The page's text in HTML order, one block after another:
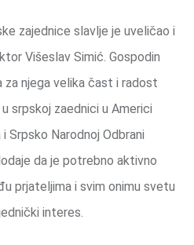
zajednice slavlje je uveličao i
Višeslav Simić. Gospodin
za njega velika čast i radost
srpskoj zaednici u Americi
Srpsko Narodnoj Odbrani
da je potrebno aktivno
prjateljima i svim onimu svetu
interes.